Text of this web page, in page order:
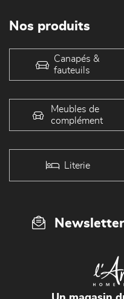
Nos produits
Canapés &
fauteuils
Meubles de
complément
Literie
Newsletter